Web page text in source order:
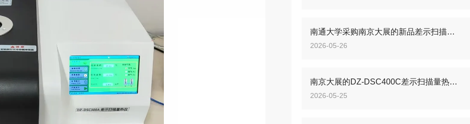
南通大学采购南京大展的新品差示扫描量热仪和热重分析仪
2026-05-26
南京大展的DZ-DSC400C差示扫描量热仪，看看有哪些新突破？
2026-05-25